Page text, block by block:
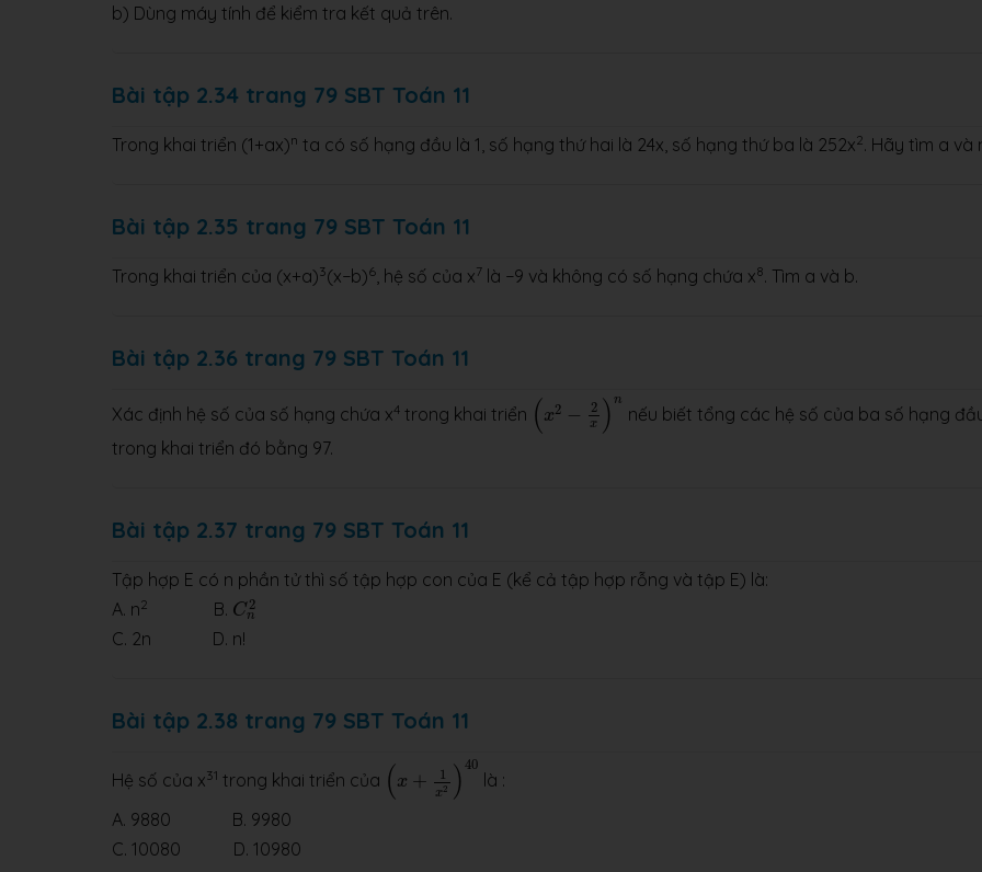
b) Dùng máy tính để kiểm tra kết quả trên.
Bài tập 2.34 trang 79 SBT Toán 11
Trong khai triển (1+ax)n ta có số hạng đầu là 1, số hạng thứ hai là 24x, số hạng thứ ba là 252x2. Hãy tìm a và
Bài tập 2.35 trang 79 SBT Toán 11
Trong khai triển của (x+a)3(x−b)6 , hệ số của x7 là −9 và không có số hạng chứa x8. Tìm a và b.
Bài tập 2.36 trang 79 SBT Toán 11
Xác định hệ số của số hạng chứa x4 trong khai triển ( x2 − 2
x ) n
(x ) n
nếu biết tổng các hệ số của ba số hạng
trong khai triển đó bằng 97.
Bài tập 2.37 trang 79 SBT Toán 11
Tập hợp E có n phần tử thì số tập hợp con của E (kể cả tập hợp rỗng và tập E) là:
A. n2 B. C 2
n
Cn
C. 2n D. n!
Bài tập 2.38 trang 79 SBT Toán 11
Hệ số của x31 trong khai triển của ( x + 1
x 2 )40
x 40
là :
A. 9880 B. 9980
C. 10080 D. 10980